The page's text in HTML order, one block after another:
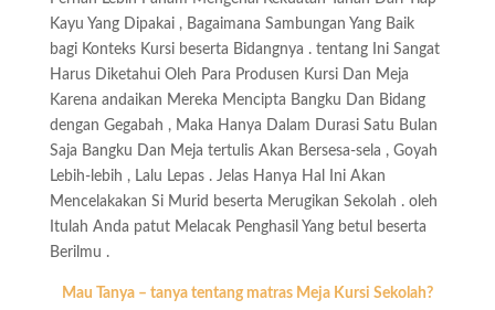
Kayu Yang Dipakai , Bagaimana Sambungan Yang Baik
bagi Konteks Kursi beserta Bidangnya . tentang Ini Sangat
Harus Diketahui Oleh Para Produsen Kursi Dan Meja
Karena andaikan Mereka Mencipta Bangku Dan Bidang
dengan Gegabah , Maka Hanya Dalam Durasi Satu Bulan
Saja Bangku Dan Meja tertulis Akan Bersesa-sela , Goyah
Lebih-lebih , Lalu Lepas . Jelas Hanya Hal Ini Akan
Mencelakakan Si Murid beserta Merugikan Sekolah . oleh
Itulah Anda patut Melacak Penghasil Yang betul beserta
Berilmu .
Mau Tanya – tanya tentang matras Meja Kursi Sekolah?